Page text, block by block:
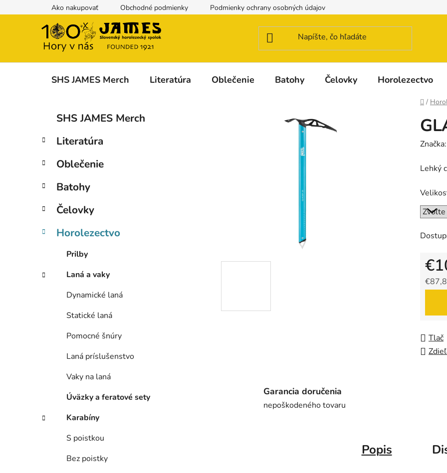
na
Ako nakupovať Obchodné podmienky Podmienky ochrany osobných údajov
SHS JAMES Merch Literatúra Oblečenie Batohy Čelovky Horolezectvo
Domov
/
č
ý
a
n
e
l
Preskočiť
kategórie
e
ó
i
SHS JAMES Merch
Literatúra
Oblečenie
Batohy
Čelovky
Horolezectvo
Prilby
Laná a vaky
Dynamické laná
Statické laná
Pomocné šnúry
Laná príslušenstvo
Vaky na laná
Úväzky a feratové sety
Karabíny
S poistkou
Bez poistky
Značka:
Lehký
Tlač
Garancia doručenia
nepoškodeného tovaru
Popis